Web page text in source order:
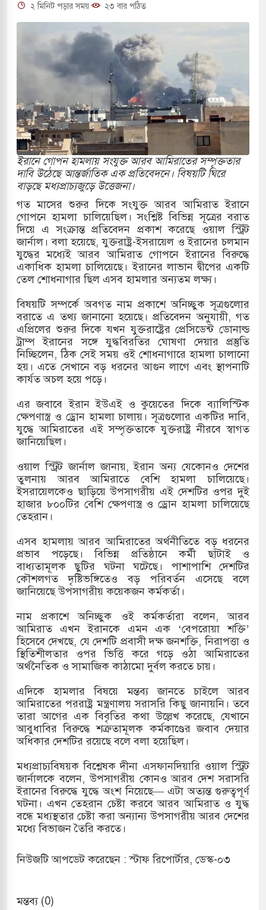
বিমানবন্দরের নিরাপত্তা তল্লাশিতে ছাড় দেওয়া হবে না:
দক্ষিণ কোরিয়ার বন্দি ২৫ শতাংশ বেড়েছে
থাকুক বা না থাকুক, ইরানে একক সামরিক পদক্ষেপের
জুমার বয়ান ও নামাজ পড়াবেন দেওবন্দের
ছাড়লেন জনপ্রিয় ভারতীয় সাংবাদিক ময়ূখ রঞ্জন
অ্যারেস্ট আবেদন, বরগুনার এসআইয়ের বিরুদ্ধে
নতুন বাংলাদেশের পথচলার কেন্দ্র হবে: ড.
বিভিন্ন খাতে সৌদির বিনিয়োগের আহবান প্রধানমন্ত্রীর
পথে ইসরায়েলীরা,হাতছাড়ার ঝুঁকিতে জরুরি
পাহাড়ি ঢলে ফুঁসে উঠেছে তিস্তা
মুক্তির দাবিতে পাকিস্তানজুড়ে পিটিআইয়ের আজ
২ মিনিট পড়ার সময়
২৩ বার পঠিত
ইরানে গোপন হামলায় সংযুক্ত আরব আমিরাতের সম্পৃক্ততার
দাবি উঠেছে আন্তর্জাতিক এক প্রতিবেদনে। বিষয়টি ঘিরে
বাড়ছে মধ্যপ্রাচ্যজুড়ে উত্তেজনা।
গত মাসের শুরুর দিকে সংযুক্ত আরব আমিরাত ইরানে
গোপনে হামলা চালিয়েছিল। সংশ্লিষ্ট বিভিন্ন সূত্রের বরাত
দিয়ে এ সংক্রান্ত প্রতিবেদন প্রকাশ করেছে ওয়াল স্ট্রিট
জার্নাল। বলা হয়েছে, যুক্তরাষ্ট্র-ইসরায়েল ও ইরানের চলমান
যুদ্ধের মধ্যেই আরব আমিরাত গোপনে ইরানের বিরুদ্ধে
একাধিক হামলা চালিয়েছে। ইরানের লাভান দ্বীপের একটি
তেল শোধনাগার ছিল এসব হামলার অন্যতম লক্ষ্য।
বিষয়টি সম্পর্কে অবগত নাম প্রকাশে অনিচ্ছুক সূত্রগুলোর
বরাতে এ তথ্য জানানো হয়েছে। প্রতিবেদন অনুযায়ী, গত
এপ্রিলের শুরুর দিকে যখন যুক্তরাষ্ট্রের প্রেসিডেন্ট ডোনাল্ড
ট্রাম্প ইরানের সঙ্গে যুদ্ধবিরতির ঘোষণা দেয়ার প্রস্তুতি
নিচ্ছিলেন, ঠিক সেই সময় ওই শোধনাগারে হামলা চালানো
হয়। এতে সেখানে বড় ধরনের আগুন লাগে এবং স্থাপনাটি
কার্যত অচল হয়ে পড়ে।
এর জবাবে ইরান ইউএই ও কুয়েতের দিকে ব্যালিস্টিক
ক্ষেপণাস্ত্র ও ড্রোন হামলা চালায়। সূত্রগুলোর একটির দাবি,
যুদ্ধে আমিরাতের এই সম্পৃক্ততাকে যুক্তরাষ্ট্র নীরবে স্বাগত
জানিয়েছিল।
ওয়াল স্ট্রিট জার্নাল জানায়, ইরান অন্য যেকোনও দেশের
তুলনায় আরব আমিরাতে বেশি হামলা চালিয়েছে।
ইসরায়েলকেও ছাড়িয়ে উপসাগরীয় এই দেশটির ওপর দুই
হাজার ৮০০টির বেশি ক্ষেপণাস্ত্র ও ড্রোন হামলা চালিয়েছে
তেহরান।
এসব হামলায় আরব আমিরাতের অর্থনীতিতে বড় ধরনের
প্রভাব পড়েছে। বিভিন্ন প্রতিষ্ঠানে কর্মী ছাঁটাই ও
বাধ্যতামূলক ছুটির ঘটনা ঘটেছে। পাশাপাশি দেশটির
কৌশলগত দৃষ্টিভঙ্গিতেও বড় পরিবর্তন এসেছে বলে
জানিয়েছে উপসাগরীয় কয়েকজন কর্মকর্তা।
নাম প্রকাশে অনিচ্ছুক ওই কর্মকর্তারা বলেন, আরব
আমিরাত এখন ইরানকে এমন এক ‘বেপরোয়া শক্তি’
হিসেবে দেখছে, যে দেশটি প্রবাসী দক্ষ জনশক্তি, নিরাপত্তা ও
স্থিতিশীলতার ওপর ভিত্তি করে গড়ে ওঠা আমিরাতের
অর্থনৈতিক ও সামাজিক কাঠামো দুর্বল করতে চায়।
এদিকে হামলার বিষয়ে মন্তব্য জানতে চাইলে আরব
আমিরাতের পররাষ্ট্র মন্ত্রণালয় সরাসরি কিছু জানায়নি। তবে
তারা আগের এক বিবৃতির কথা উল্লেখ করেছে, যেখানে
আবুধাবির বিরুদ্ধে শত্রুতামূলক কর্মকাণ্ডের জবাব দেয়ার
অধিকার দেশটির রয়েছে বলে বলা হয়েছিল।
মধ্যপ্রাচ্যবিষয়ক বিশ্লেষক দীনা এসফানদিয়ারি ওয়াল স্ট্রিট
জার্নালকে বলেন, উপসাগরীয় কোনও আরব দেশ সরাসরি
ইরানের বিরুদ্ধে যুদ্ধে অংশ নিয়েছে— এটা অত্যন্ত গুরুত্বপূর্ণ
ঘটনা। এখন তেহরান চেষ্টা করবে আরব আমিরাত ও যুদ্ধ
বন্ধে মধ্যস্থতার চেষ্টা করা অন্যান্য উপসাগরীয় আরব দেশের
মধ্যে বিভাজন তৈরি করতে।
নিউজটি আপডেট করেছেন : স্টাফ রিপোর্টার, ডেস্ক-০৩
মন্তব্য (0)